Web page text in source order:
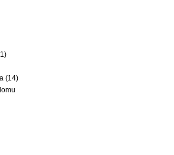
(14)